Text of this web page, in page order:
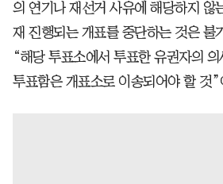
의 연기나 재선거 사유에 해당하지 않
재 진행되는 개표를 중단하는 것은 불
“해당 투표소에서 투표한 유권자의
투표함은 개표소로 이송되어야 할 것